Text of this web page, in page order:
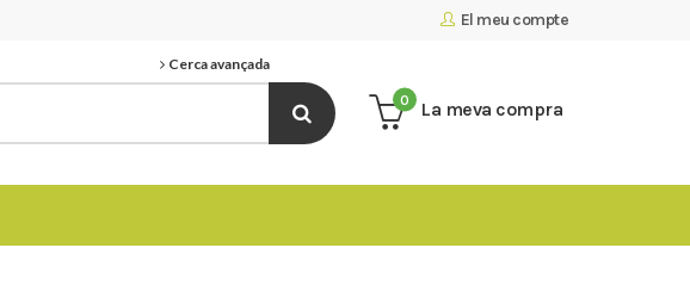
El meu compte
Cerca avançada
La meva compra
0